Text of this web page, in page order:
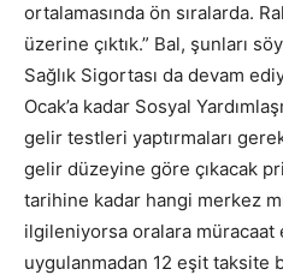
ortalamasında ön sıralarda.
üzerine çıktık.” Bal, şunları
Sağlık Sigortası da devam
Ocak’a kadar Sosyal
gelir testleri yaptırmaları
gelir düzeyine göre çıkacak
tarihine kadar hangi merkez
ilgileniyorsa oralara müracaat
uygulanmadan 12 eşit taksite